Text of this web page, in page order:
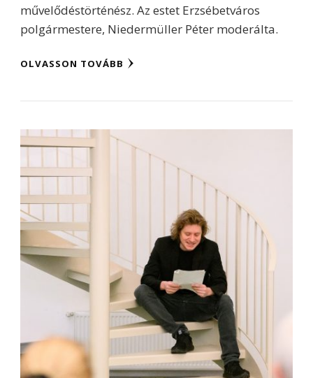
művelődéstörténész. Az estet Erzsébetváros
polgármestere, Niedermüller Péter moderálta.
OLVASSON TOVÁBB